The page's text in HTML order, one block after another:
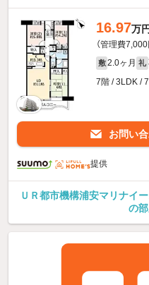
16.97万円
（管理費7,000
敷 2.0ヶ月 礼
7階 / 3LDK /
お問い
提供
ＵＲ都市機構浦安マリナイ
の